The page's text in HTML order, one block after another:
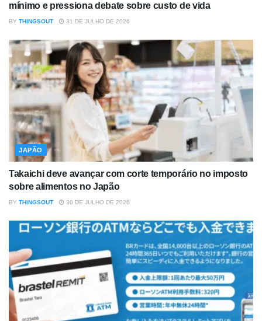
mínimo e pressiona debate sobre custo de vida
BY THINGSOUT 31 DE JULHO DE 2026
JAPÃO
Takaichi deve avançar com corte temporário no imposto
sobre alimentos no Japão
BY THINGSOUT 30 DE JULHO DE 2026